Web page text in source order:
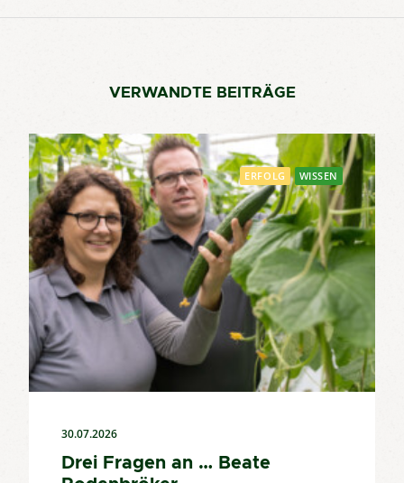
VERWANDTE BEITRÄGE
ERFOLG WISSEN
30.07.2026
Drei Fragen an … Beate